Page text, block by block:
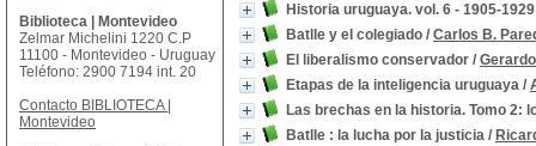
Historia uruguaya. vol. 6 - 1905-
Batlle y el colegiado / Carlos B.
El liberalismo conservador /
Etapas de la inteligencia uruguaya /
Las brechas en la historia. Tomo 2:
Batlle : la lucha por la justicia /
Biblioteca | Montevideo
Zelmar Michelini 1220 C.P
11100 - Montevideo - Uruguay
Teléfono: 2900 7194 int. 20
Contacto BIBLIOTECA |
Montevideo